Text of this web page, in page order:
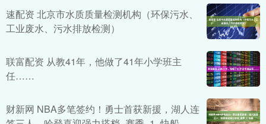
速配资 北京市水质质量检测机构（环保污水、
工业废水、污水排放检测）
联富配资 从教41年，他做了41年小学班主
任……
财新网 NBA多笔签约！勇士首获新援，湖人连